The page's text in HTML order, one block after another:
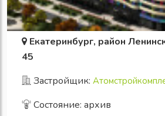
Екатеринбург, район
45
Застройщик:
Состояние: архив